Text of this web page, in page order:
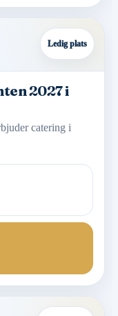
Ledig plats
2027 i
catering i